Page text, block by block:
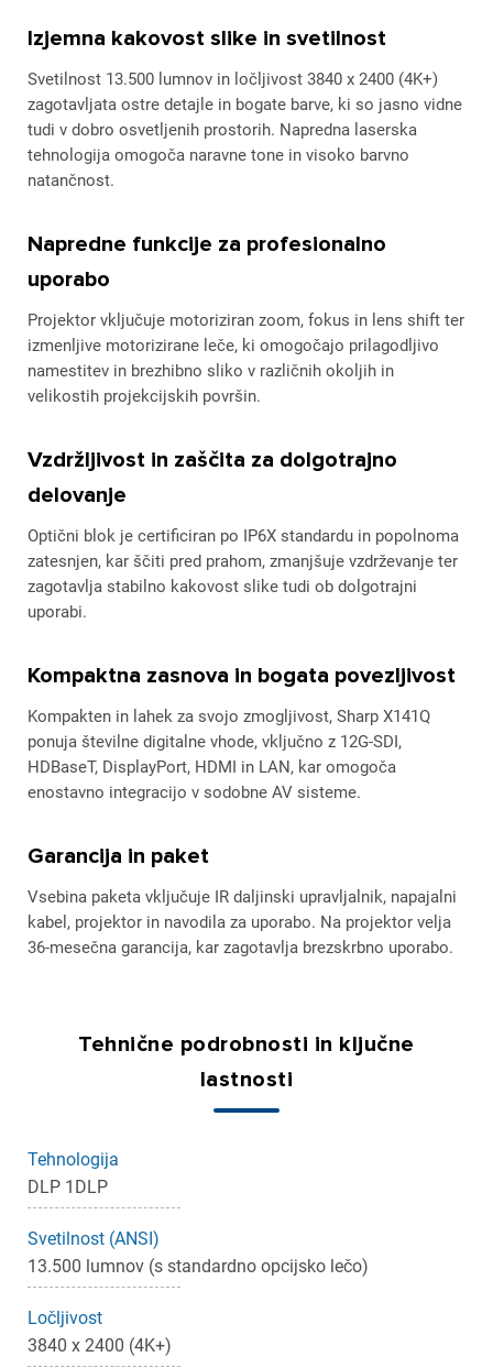
Izjemna kakovost slike in svetilnost
Svetilnost 13.500 lumnov in ločljivost 3840 x 2400 (4K+)
zagotavljata ostre detajle in bogate barve, ki so jasno vidne
tudi v dobro osvetljenih prostorih. Napredna laserska
tehnologija omogoča naravne tone in visoko barvno
natančnost.
Napredne funkcije za profesionalno
uporabo
Projektor vključuje motoriziran zoom, fokus in lens shift ter
izmenljive motorizirane leče, ki omogočajo prilagodljivo
namestitev in brezhibno sliko v različnih okoljih in
velikostih projekcijskih površin.
Vzdržljivost in zaščita za dolgotrajno
delovanje
Optični blok je certificiran po IP6X standardu in popolnoma
zatesnjen, kar ščiti pred prahom, zmanjšuje vzdrževanje ter
zagotavlja stabilno kakovost slike tudi ob dolgotrajni
uporabi.
Kompaktna zasnova in bogata povezljivost
Kompakten in lahek za svojo zmogljivost, Sharp X141Q
ponuja številne digitalne vhode, vključno z 12G-SDI,
HDBaseT, DisplayPort, HDMI in LAN, kar omogoča
enostavno integracijo v sodobne AV sisteme.
Garancija in paket
Vsebina paketa vključuje IR daljinski upravljalnik, napajalni
kabel, projektor in navodila za uporabo. Na projektor velja
36-mesečna garancija, kar zagotavlja brezskrbno uporabo.
Tehnične podrobnosti in ključne
lastnosti
Tehnologija
DLP 1DLP
Svetilnost (ANSI)
13.500 lumnov (s standardno opcijsko lečo)
Ločljivost
3840 x 2400 (4K+)